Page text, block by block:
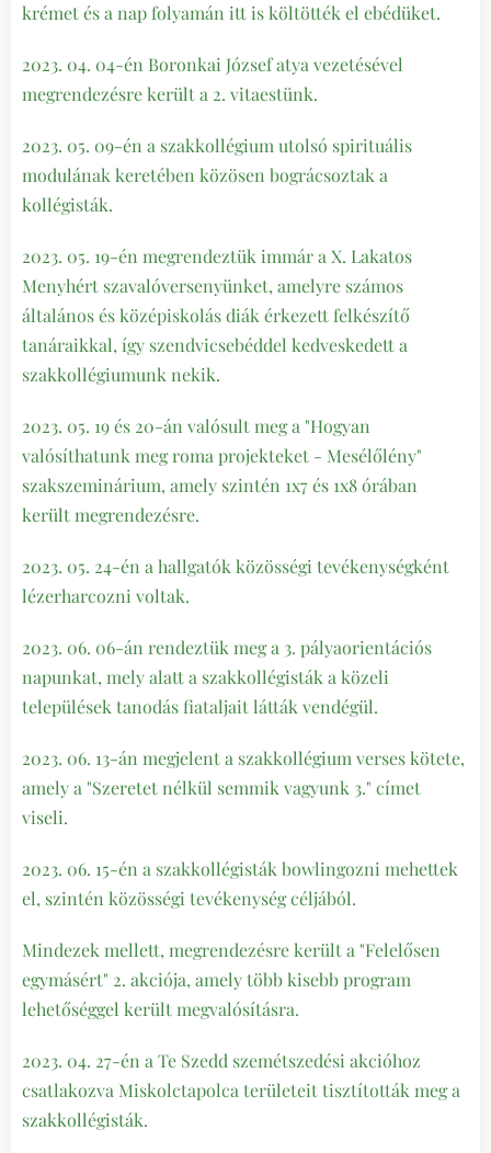
krémet és a nap folyamán itt is költötték el ebédüket.
2023. 04. 04-én Boronkai József atya vezetésével
megrendezésre került a 2. vitaestünk.
2023. 05. 09-én a szakkollégium utolsó spirituális
modulának keretében közösen bográcsoztak a
kollégisták.
2023. 05. 19-én megrendeztük immár a X. Lakatos
Menyhért szavalóversenyünket, amelyre számos
általános és középiskolás diák érkezett felkészítő
tanáraikkal, így szendvicsebéddel kedveskedett a
szakkollégiumunk nekik.
2023. 05. 19 és 20-án valósult meg a "Hogyan
valósíthatunk meg roma projekteket - Mesélőlény"
szakszeminárium, amely szintén 1x7 és 1x8 órában
került megrendezésre.
2023. 05. 24-én a hallgatók közösségi tevékenységként
lézerharcozni voltak.
2023. 06. 06-án rendeztük meg a 3. pályaorientációs
napunkat, mely alatt a szakkollégisták a közeli
települések tanodás fiataljait látták vendégül.
2023. 06. 13-án megjelent a szakkollégium verses kötete,
amely a "Szeretet nélkül semmik vagyunk 3." címet
viseli.
2023. 06. 15-én a szakkollégisták bowlingozni mehettek
el, szintén közösségi tevékenység céljából.
Mindezek mellett, megrendezésre került a "Felelősen
egymásért" 2. akciója, amely több kisebb program
lehetőséggel került megvalósításra.
2023. 04. 27-én a Te Szedd szemétszedési akcióhoz
csatlakozva Miskolctapolca területeit tisztították meg a
szakkollégisták.